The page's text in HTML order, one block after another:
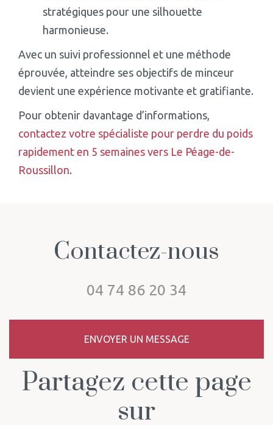
stratégiques pour une silhouette
harmonieuse.
Avec un suivi professionnel et une méthode
éprouvée, atteindre ses objectifs de minceur
devient une expérience motivante et gratifiante.
Pour obtenir davantage d’informations,
contactez votre spécialiste pour perdre du poids
rapidement en 5 semaines vers Le Péage-de-
Roussillon.
Contactez-nous
04 74 86 20 34
ENVOYER UN MESSAGE
Partagez cette page
sur